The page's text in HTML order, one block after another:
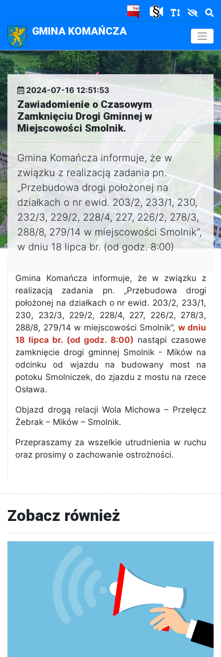
GMINA KOMAŃCZA .
2024-07-16 12:51:53
Zawiadomienie o Czasowym
Zamknięciu Drogi Gminnej w
Miejscowości Smolnik.
Gmina Komańcza informuje, że w
związku z realizacją zadania pn.
„Przebudowa drogi położonej na
działkach o nr ewid. 203/2, 233/1, 230,
232/3, 229/2, 228/4, 227, 226/2, 278/3,
288/8, 279/14 w miejscowości Smolnik”,
w dniu 18 lipca br. (od godz. 8:00)
Gmina Komańcza informuje, że w związku z
realizacją zadania pn. „Przebudowa drogi
położonej na działkach o nr ewid. 203/2, 233/1,
230, 232/3, 229/2, 228/4, 227, 226/2, 278/3,
288/8, 279/14 w miejscowości Smolnik”, w dniu
18 lipca br. (od godz. 8:00) nastąpi czasowe
zamknięcie drogi gminnej Smolnik - Mików na
odcinku od wjazdu na budowany most na
potoku Smolniczek, do zjazdu z mostu na rzece
Osława.
Objazd drogą relacji Wola Michowa – Przełęcz
Żebrak – Mików – Smolnik.
Przepraszamy za wszelkie utrudnienia w ruchu
oraz prosimy o zachowanie ostrożności.
Zobacz również